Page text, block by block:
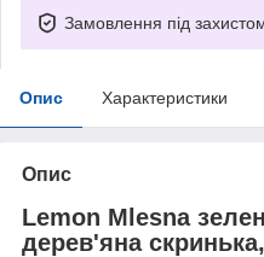
Замовлення під
Опис Характеристики
Опис
Lemon Mlesna
дерев'яна